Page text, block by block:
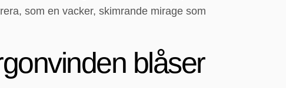
som en vacker, skimrande mirage som
blåser